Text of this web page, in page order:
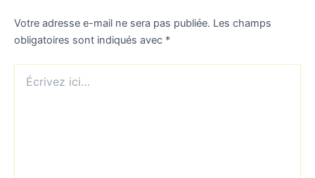
Votre adresse e-mail ne sera pas publiée. Les champs
obligatoires sont indiqués avec *
ici…